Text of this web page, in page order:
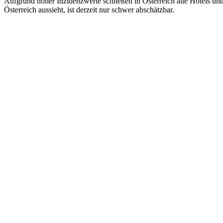
Österreich aussieht, ist derzeit nur schwer abschätzbar.